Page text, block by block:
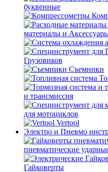
буквенные
материалы и
Грузовиков
Съемники
и трансмиссия
для мотоциклов
Vertool
Электро и Пневмо
пневматические
Гайковерты